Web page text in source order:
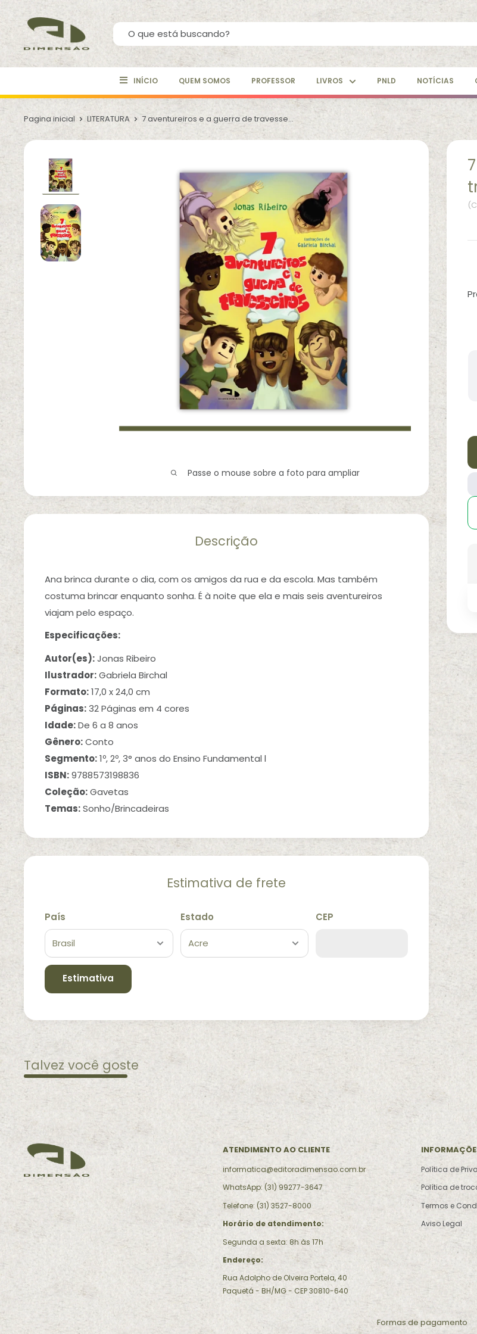
INÍCIO QUEM SOMOS PROFESSOR LIVROS PNLD NOTÍCIAS
Pagina inicial LITERATURA 7 aventureiros e a guerra de travesse...
Passe o mouse sobre a foto para ampliar
Descrição
Ana brinca durante o dia, com os amigos da rua e da escola. Mas também
costuma brincar enquanto sonha. É à noite que ela e mais seis aventureiros
viajam pelo espaço.
Especificações:
Autor(es):Jonas Ribeiro
Ilustrador:Gabriela Birchal
Formato:17,0 x 24,0 cm
Páginas:32 Páginas em 4 cores
Idade:De 6 a 8 anos
Gênero:Conto
Segmento:1º, 2º, 3° anos do Ensino Fundamental l
ISBN:9788573198836
Coleção:Gavetas
Temas:Sonho/Brincadeiras
Estimativa de frete
País Estado CEP
Estimativa
Talvez você goste
ATENDIMENTO AO CLIENTE
informatica@editoradimensao.com.br
WhatsApp: (31) 99277-3647
Telefone: (31) 3527-8000
Horário de atendimento:
Segunda a sexta: 8h às 17h
Endereço:
Rua Adolpho de Olveira Portela, 40
Paquetá - BH/MG - CEP 30810-640
Política de
Política de
Termos e
Aviso Legal
Formas de pagamento